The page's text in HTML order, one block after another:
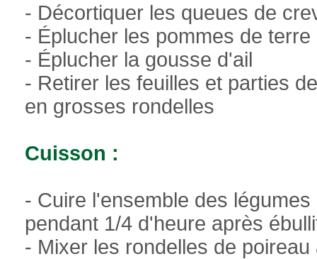
- Décortiquer les queues de
- Éplucher les pommes de
- Éplucher la gousse d'ail
- Retirer les feuilles et parties
en grosses rondelles
Cuisson :
- Cuire l'ensemble des
pendant 1/4 d'heure après
- Mixer les rondelles de